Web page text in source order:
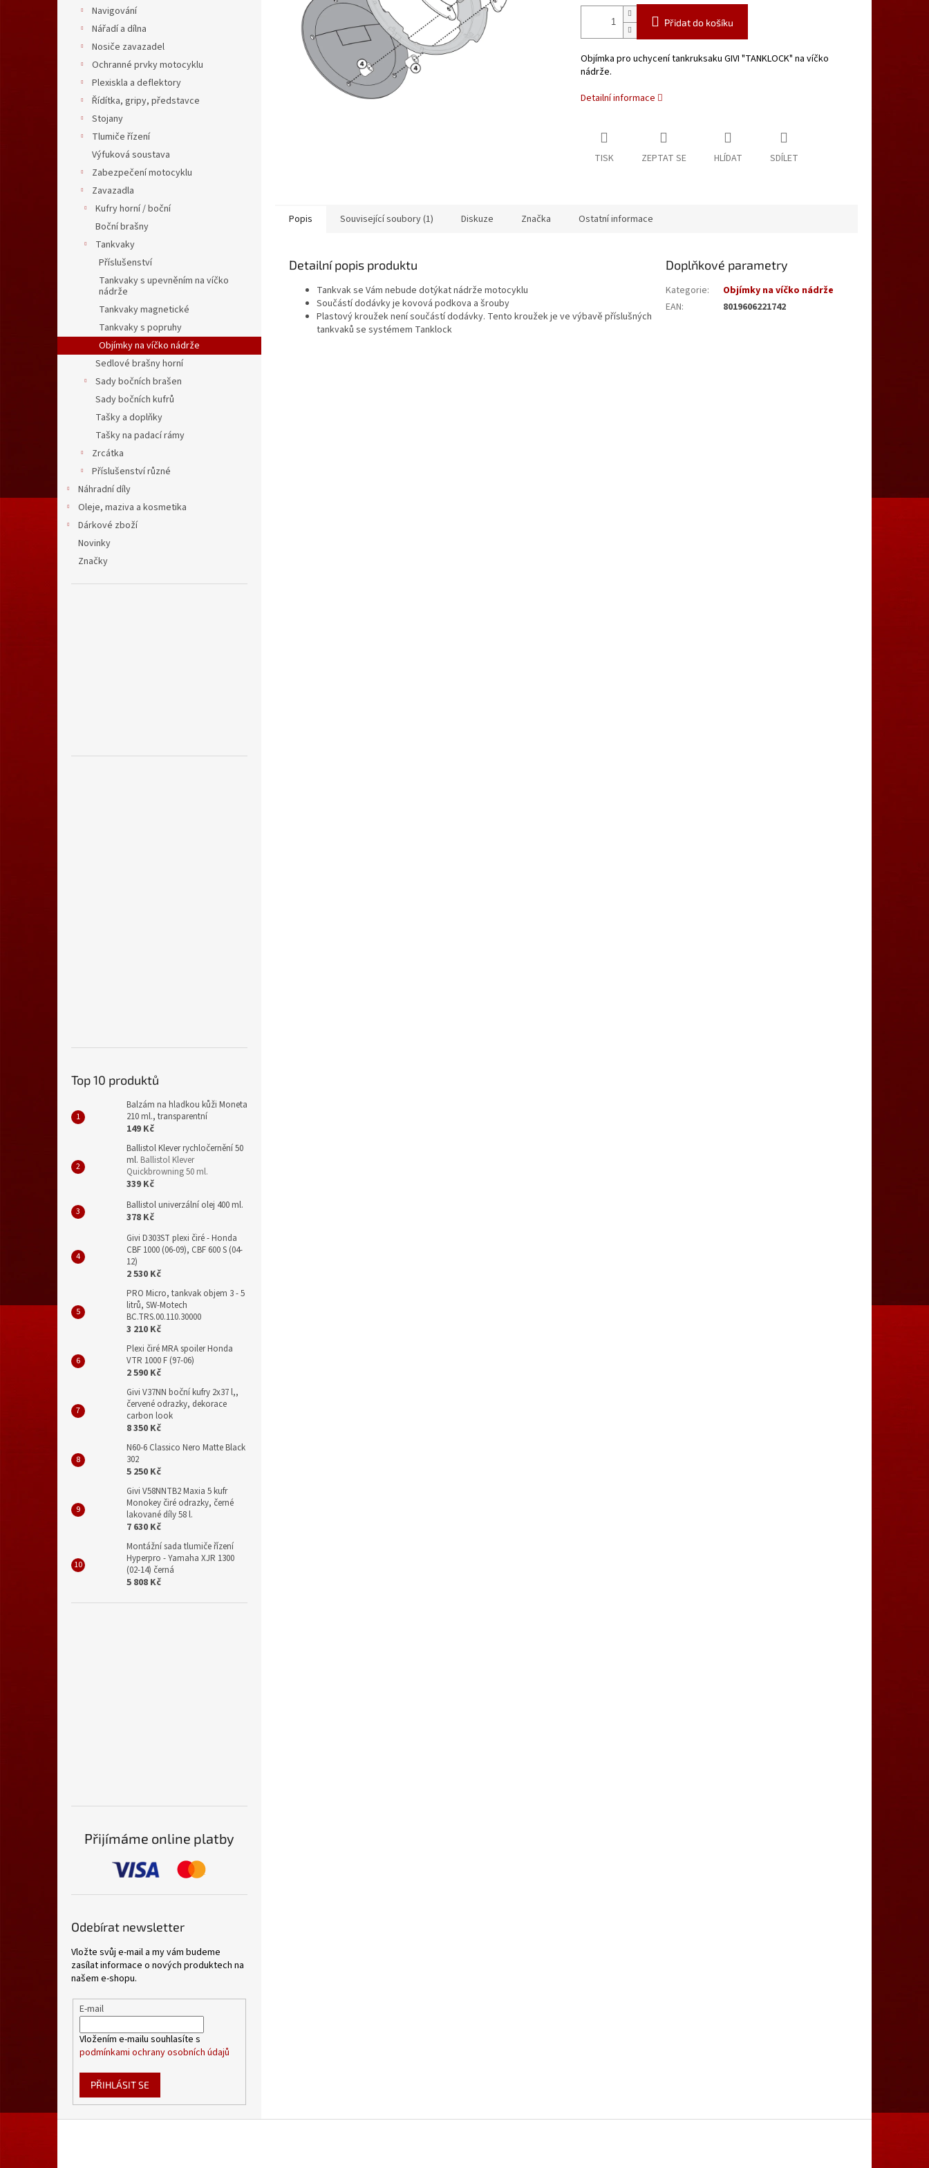
Navigování
Nářadí a dílna
Nosiče zavazadel
Ochranné prvky motocyklu
Plexiskla a deflektory
Řídítka, gripy, představce
Stojany
Tlumiče řízení
Výfuková soustava
Zabezpečení motocyklu
Zavazadla
Kufry horní / boční
Boční brašny
Tankvaky
Příslušenství
Tankvaky s upevněním na víčko
nádrže
Tankvaky magnetické
Tankvaky s popruhy
Objímky na víčko nádrže
Sedlové brašny horní
Sady bočních brašen
Sady bočních kufrů
Tašky a doplňky
Tašky na padací rámy
Zrcátka
Příslušenství různé
Náhradní díly
Oleje, maziva a kosmetika
Dárkové zboží
Novinky
Značky
Top 10 produktů
Balzám na hladkou kůži Moneta
210 ml., transparentní
149 Kč
Ballistol Klever rychločernění 50
ml. Ballistol Klever
Quickbrowning 50 ml.
339 Kč
Ballistol univerzální olej 400 ml.
378 Kč
Givi D303ST plexi čiré - Honda
CBF 1000 (06-09), CBF 600 S (04-
12)
2 530 Kč
PRO Micro, tankvak objem 3 - 5
litrů, SW-Motech
BC.TRS.00.110.30000
3 210 Kč
Plexi čiré MRA spoiler Honda
VTR 1000 F (97-06)
2 590 Kč
Givi V37NN boční kufry 2x37 l,,
červené odrazky, dekorace
carbon look
8 350 Kč
N60-6 Classico Nero Matte Black
302
5 250 Kč
Givi V58NNTB2 Maxia 5 kufr
Monokey čiré odrazky, černé
lakované díly 58 l.
7 630 Kč
Montážní sada tlumiče řízení
Hyperpro - Yamaha XJR 1300
(02-14) černá
5 808 Kč
Přijímáme online platby
Odebírat newsletter
Vložte svůj e-mail a my vám budeme
zasílat informace o nových produktech na
našem e-shopu.
E-mail
Vložením e-mailu souhlasíte s
podmínkami ochrany osobních údajů
PŘIHLÁSIT SE
Přidat do košíku
Objímka pro uchycení tankruksaku GIVI "TANKLOCK" na víčko
nádrže.
Detailní informace
TISK ZEPTAT SE HLÍDAT SDÍLET
Popis Související soubory (1) Diskuze Značka Ostatní informace
Detailní popis produktu
Tankvak se Vám nebude dotýkat nádrže motocyklu
Součástí dodávky je kovová podkova a šrouby
Plastový kroužek není součástí dodávky. Tento kroužek je ve výbavě příslušných
tankvaků se systémem Tanklock
Doplňkové parametry
Kategorie:
Objímky na víčko nádrže
EAN: 8019606221742